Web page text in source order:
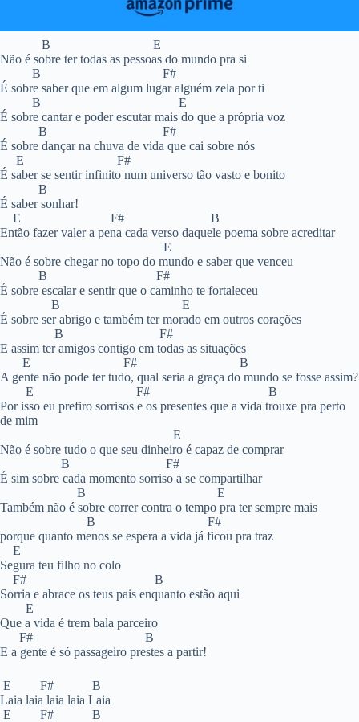
B E
Não é sobre ter todas as pessoas do mundo pra si
B F#
É sobre saber que em algum lugar alguém zela por ti
B E
É sobre cantar e poder escutar mais do que a própria voz
B F#
É sobre dançar na chuva de vida que cai sobre nós
E F#
É saber se sentir infinito num universo tão vasto e bonito
B
É saber sonhar!
E F# B
Então fazer valer a pena cada verso daquele poema sobre acreditar
E
Não é sobre chegar no topo do mundo e saber que venceu
B F#
É sobre escalar e sentir que o caminho te fortaleceu
B E
É sobre ser abrigo e também ter morado em outros corações
B F#
E assim ter amigos contigo em todas as situações
E F# B
A gente não pode ter tudo, qual seria a graça do mundo se fosse assim?
E F# B
Por isso eu prefiro sorrisos e os presentes que a vida trouxe pra perto
de mim
E
Não é sobre tudo o que seu dinheiro é capaz de comprar
B F#
É sim sobre cada momento sorriso a se compartilhar
B E
Também não é sobre correr contra o tempo pra ter sempre mais
B F#
porque quanto menos se espera a vida já ficou pra traz
E
Segura teu filho no colo
F# B
Sorria e abrace os teus pais enquanto estão aqui
E
Que a vida é trem bala parceiro
F# B
E a gente é só passageiro prestes a partir!
E F# B
Laia laia laia laia Laia
E F# B